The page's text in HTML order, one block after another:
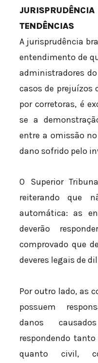
TENDÊNCIAS
A jurisprudência
entendimento de
administradores
casos de prejuízos
por corretoras, é
se a
entre a omissão
dano sofrido pelo
O Superior
reiterando que
automática: as
deverão
comprovado que
deveres legais de
Por outro lado, as
possuem
danos
respondendo
quanto civil,